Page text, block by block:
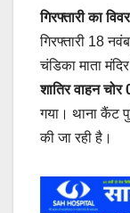
गिरफ्तारी का
गिरफ्तारी 18
चंडिका माता
शातिर वाहन
गया। थाना कैंट
की जा रही है।